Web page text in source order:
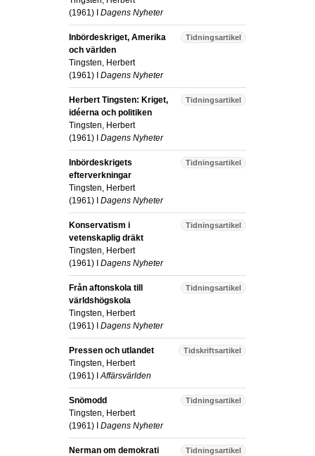
(1961) I Dagens Nyheter
Tidningsartikel
Inbördeskriget, Amerika
och världen
Tingsten, Herbert
(1961) I Dagens Nyheter
Tidningsartikel
Herbert Tingsten: Kriget,
idéerna och politiken
Tingsten, Herbert
(1961) I Dagens Nyheter
Tidningsartikel
Inbördeskrigets
efterverkningar
Tingsten, Herbert
(1961) I Dagens Nyheter
Tidningsartikel
Konservatism i
vetenskaplig dräkt
Tingsten, Herbert
(1961) I Dagens Nyheter
Tidningsartikel
Från aftonskola till
världshögskola
Tingsten, Herbert
(1961) I Dagens Nyheter
Tidskriftsartikel
Pressen och utlandet
Tingsten, Herbert
(1961) IAffärsvärlden
Tidningsartikel
Snömodd
Tingsten, Herbert
(1961) I Dagens Nyheter
Tidningsartikel
Nerman om demokrati